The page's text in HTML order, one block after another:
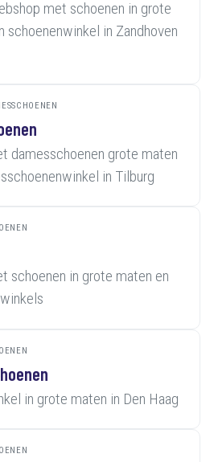
met schoenen in grote
schoenenwinkel in Zandhoven
damesschoenen grote maten
in Tilburg
schoenen in grote maten en
in grote maten in Den Haag